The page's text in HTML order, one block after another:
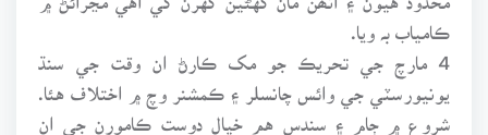
ڪامياب بہ ويا.
4 مارچ جي تحريڪ جو مک ڪارڻ ان وقت جي سنڌ
يونيورسٽي جي وائس چانسلر ۽ ڪمشنر وچ ۾ اختلاف هئا.
شروع ۾ ڄام ۽ سندس هم خيال دوست ڪامورن جي ان